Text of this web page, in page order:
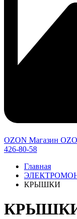
OZON Магазин
426-80-58
Главная
КРЫШКИ